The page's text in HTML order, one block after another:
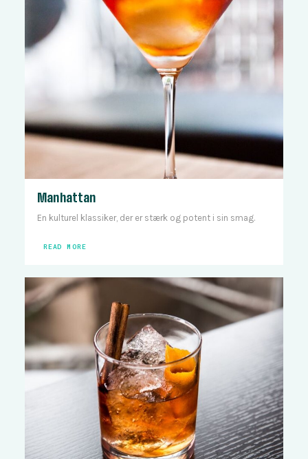
Manhattan
En kulturel klassiker, der er stærk og potent i sin smag.
READ MORE